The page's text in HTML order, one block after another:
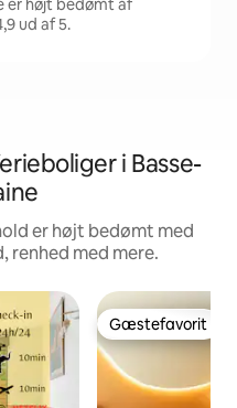
er højt bedømt af
ud af 5.
i Basse-
er højt bedømt med
renhed med mere.
Gæstefavorit
Gæstefavorit